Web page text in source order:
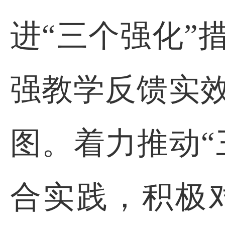
进“三个强化”
强教学反馈实
图。着力推动
合实践，积极